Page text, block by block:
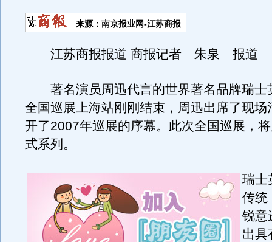
来源：南京报业网-江苏商报
江苏商报报道 商报记者 朱泉 报道
著名演员周迅代言的世界著名品牌瑞士
全国巡展上海站刚刚结束，周迅出席了现场
开了2007年巡展的序幕。此次全国巡展，
式系列。
瑞士
传统
锐意
出具